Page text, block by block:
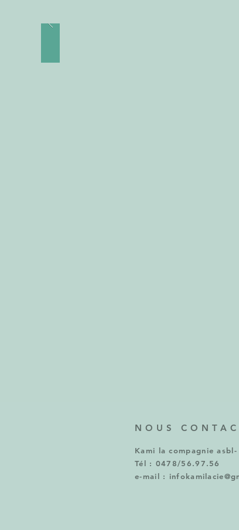
NOUS
Kami la compagnie
Tél : 0478/56.97.56
e-mail :